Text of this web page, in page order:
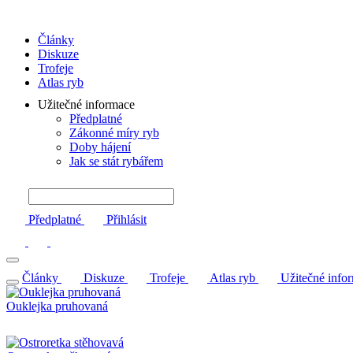
Články
Diskuze
Trofeje
Atlas ryb
Užitečné informace
Předplatné
Zákonné míry ryb
Doby hájení
Jak se stát rybářem
Předplatné Přihlásit
Články Diskuze Trofeje Atlas ryb Užitečné
Ouklejka pruhovaná